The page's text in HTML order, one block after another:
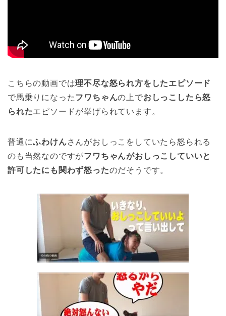
こちらの動画では理不尽な怒られ方をしたエピソード
で馬乗りになったフワちゃんの上でおしっこしたら怒
られたエピソードが挙げられています。
普通にふわけんさんがおしっこをしていたら怒られる
のも当然なのですがフワちゃんがおしっこしていいと
許可したにも関わず怒ったのだそうです。